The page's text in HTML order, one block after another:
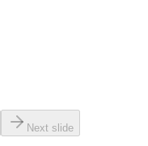
Next slide